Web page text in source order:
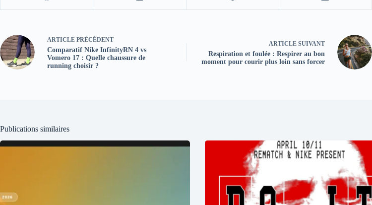
ARTICLE PRÉCÉDENT
Comparatif Nike InfinityRN 4 vs
Vomero 17 : Quelle chaussure de
running choisir ?
ARTICLE SUIVANT
Respiration et foulée : Respirer au bon
moment pour courir plus loin sans forcer
Publications similaires